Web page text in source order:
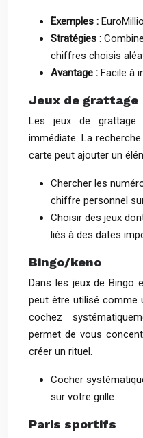
Exemples :
Stratégies :
chiffres choisis
Avantage : Facile à
Jeux de grattage
Les jeux de grattage
immédiate. La
carte peut ajouter un
Chercher les
chiffre personnel
Choisir des jeux
liés à des dates
Bingo/keno
Dans les jeux de Bingo
peut être utilisé comme
cochez
permet de vous
créer un rituel.
Cocher
sur votre grille.
Paris sportifs